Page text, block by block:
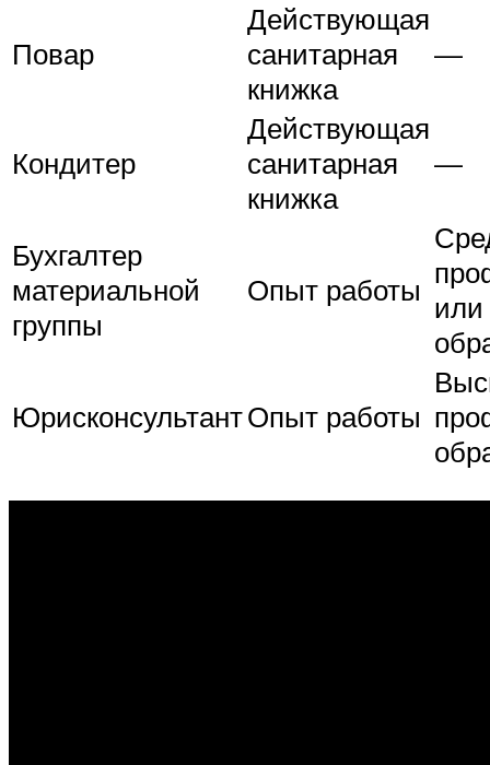
Повар
Действующая
санитарная
книжка
—
Кондитер
Действующая
санитарная
книжка
—
Бухгалтер
материальной
группы
Опыт работы
ЮрисконсультантОпыт работы